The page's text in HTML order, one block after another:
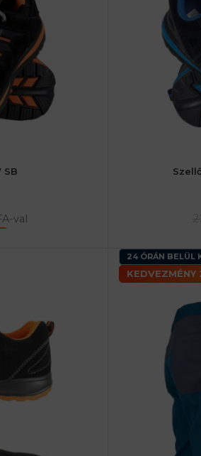
SB
val
24 ÓRÁN BELÜL
KEDVEZMÉNY